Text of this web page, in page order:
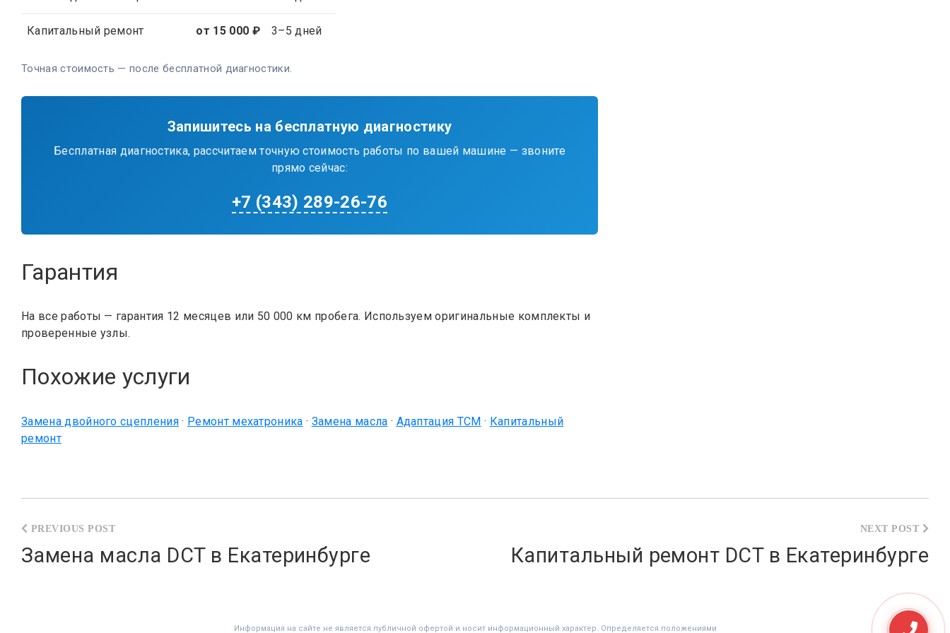
Капитальный ремонт от 15 000 ₽ 3–5 дней
Точная стоимость — после бесплатной диагностики.
Запишитесь на бесплатную диагностику
Бесплатная диагностика, рассчитаем точную стоимость работы по вашей машине — звоните
прямо сейчас:
+7 (343) 289-26-76
Гарантия
На все работы — гарантия 12 месяцев или 50 000 км пробега. Используем оригинальные комплекты и
проверенные узлы.
Похожие услуги
Замена двойного сцепления · Ремонт мехатроника · Замена масла · Адаптация TCM · Капитальный
ремонт
по
записям
Замена масла DCT в Екатеринбурге Капитальный ремонт DCT в Екатеринбурге
Информация на сайте не является публичной офертой и носит информационный характер. Определяется положениями